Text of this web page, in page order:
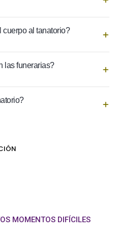
al tanatorio?
las funerarias?
MOMENTOS DIFÍCILES